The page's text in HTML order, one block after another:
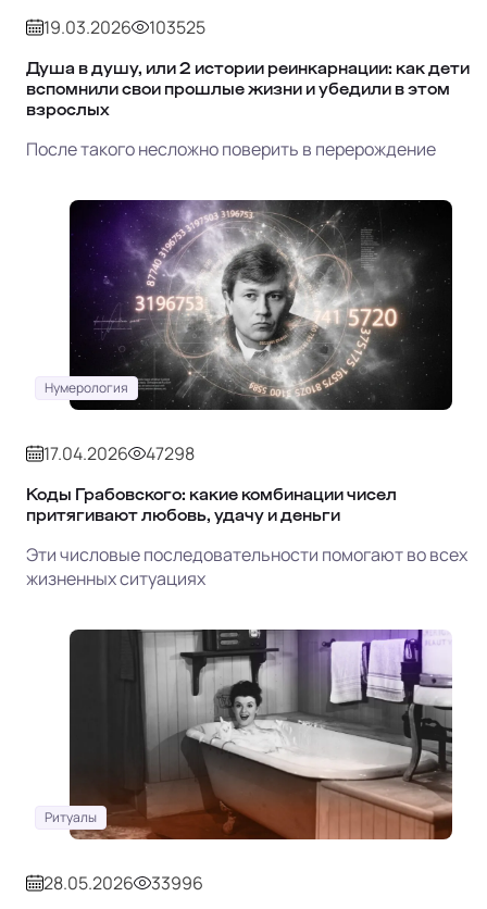
19.03.2026 103525
Душа в душу, или 2 истории реинкарнации: как дети
вспомнили свои прошлые жизни и убедили в этом
взрослых
После такого несложно поверить в перерождение
Нумерология
17.04.2026 47298
Коды Грабовского: какие комбинации чисел
притягивают любовь, удачу и деньги
Эти числовые последовательности помогают во всех
жизненных ситуациях
Ритуалы
28.05.2026 33996